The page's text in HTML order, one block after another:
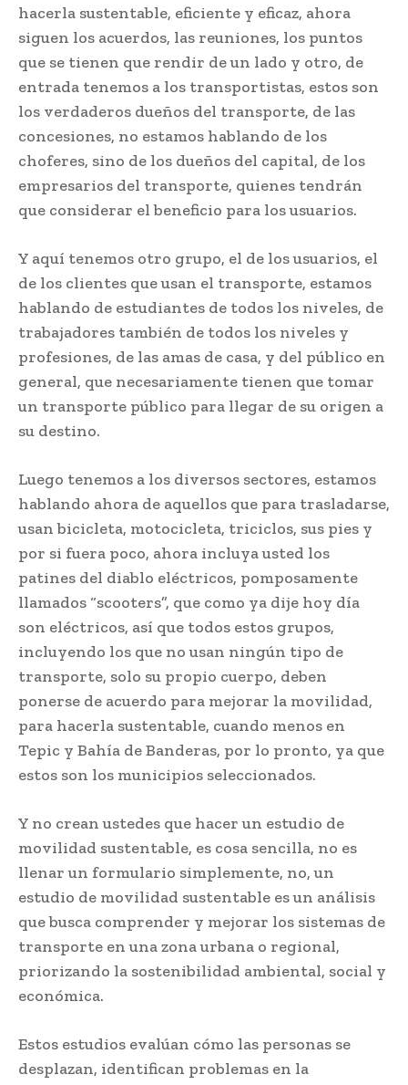
hacerla sustentable, eficiente y eficaz, ahora
siguen los acuerdos, las reuniones, los puntos
que se tienen que rendir de un lado y otro, de
entrada tenemos a los transportistas, estos son
los verdaderos dueños del transporte, de las
concesiones, no estamos hablando de los
choferes, sino de los dueños del capital, de los
empresarios del transporte, quienes tendrán
que considerar el beneficio para los usuarios.
Y aquí tenemos otro grupo, el de los usuarios, el
de los clientes que usan el transporte, estamos
hablando de estudiantes de todos los niveles, de
trabajadores también de todos los niveles y
profesiones, de las amas de casa, y del público en
general, que necesariamente tienen que tomar
un transporte público para llegar de su origen a
su destino.
Luego tenemos a los diversos sectores, estamos
hablando ahora de aquellos que para trasladarse,
usan bicicleta, motocicleta, triciclos, sus pies y
por si fuera poco, ahora incluya usted los
patines del diablo eléctricos, pomposamente
llamados “scooters”, que como ya dije hoy día
son eléctricos, así que todos estos grupos,
incluyendo los que no usan ningún tipo de
transporte, solo su propio cuerpo, deben
ponerse de acuerdo para mejorar la movilidad,
para hacerla sustentable, cuando menos en
Tepic y Bahía de Banderas, por lo pronto, ya que
estos son los municipios seleccionados.
Y no crean ustedes que hacer un estudio de
movilidad sustentable, es cosa sencilla, no es
llenar un formulario simplemente, no, un
estudio de movilidad sustentable es un análisis
que busca comprender y mejorar los sistemas de
transporte en una zona urbana o regional,
priorizando la sostenibilidad ambiental, social y
económica.
Estos estudios evalúan cómo las personas se
desplazan, identifican problemas en la